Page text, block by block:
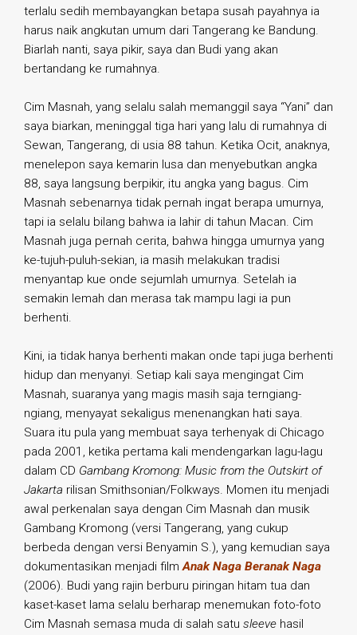
terlalu sedih membayangkan betapa susah payahnya ia
harus naik angkutan umum dari Tangerang ke Bandung.
Biarlah nanti, saya pikir, saya dan Budi yang akan
bertandang ke rumahnya.
Cim Masnah, yang selalu salah memanggil saya “Yani” dan
saya biarkan, meninggal tiga hari yang lalu di rumahnya di
Sewan, Tangerang, di usia 88 tahun. Ketika Ocit, anaknya,
menelepon saya kemarin lusa dan menyebutkan angka
88, saya langsung berpikir, itu angka yang bagus. Cim
Masnah sebenarnya tidak pernah ingat berapa umurnya,
tapi ia selalu bilang bahwa ia lahir di tahun Macan. Cim
Masnah juga pernah cerita, bahwa hingga umurnya yang
ke-tujuh-puluh-sekian, ia masih melakukan tradisi
menyantap kue onde sejumlah umurnya. Setelah ia
semakin lemah dan merasa tak mampu lagi ia pun
berhenti.
Kini, ia tidak hanya berhenti makan onde tapi juga berhenti
hidup dan menyanyi. Setiap kali saya mengingat Cim
Masnah, suaranya yang magis masih saja terngiang-
ngiang, menyayat sekaligus menenangkan hati saya.
Suara itu pula yang membuat saya terhenyak di Chicago
pada 2001, ketika pertama kali mendengarkan lagu-lagu
dalam CD Gambang Kromong: Music from the Outskirt of
Jakarta rilisan Smithsonian/Folkways. Momen itu menjadi
awal perkenalan saya dengan Cim Masnah dan musik
Gambang Kromong (versi Tangerang, yang cukup
berbeda dengan versi Benyamin S.), yang kemudian saya
dokumentasikan menjadi filmAnak Naga Beranak Naga
(2006). Budi yang rajin berburu piringan hitam tua dan
kaset-kaset lama selalu berharap menemukan foto-foto
Cim Masnah semasa muda di salah satu sleeve hasil